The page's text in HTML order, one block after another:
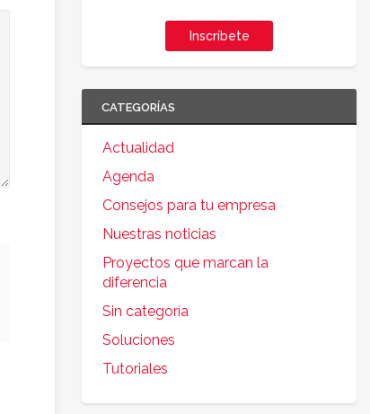
Inscríbete
CATEGORÍAS
Actualidad
Agenda
Consejos para tu empresa
Nuestras noticias
Proyectos que marcan la
diferencia
Sin categoría
Soluciones
Tutoriales